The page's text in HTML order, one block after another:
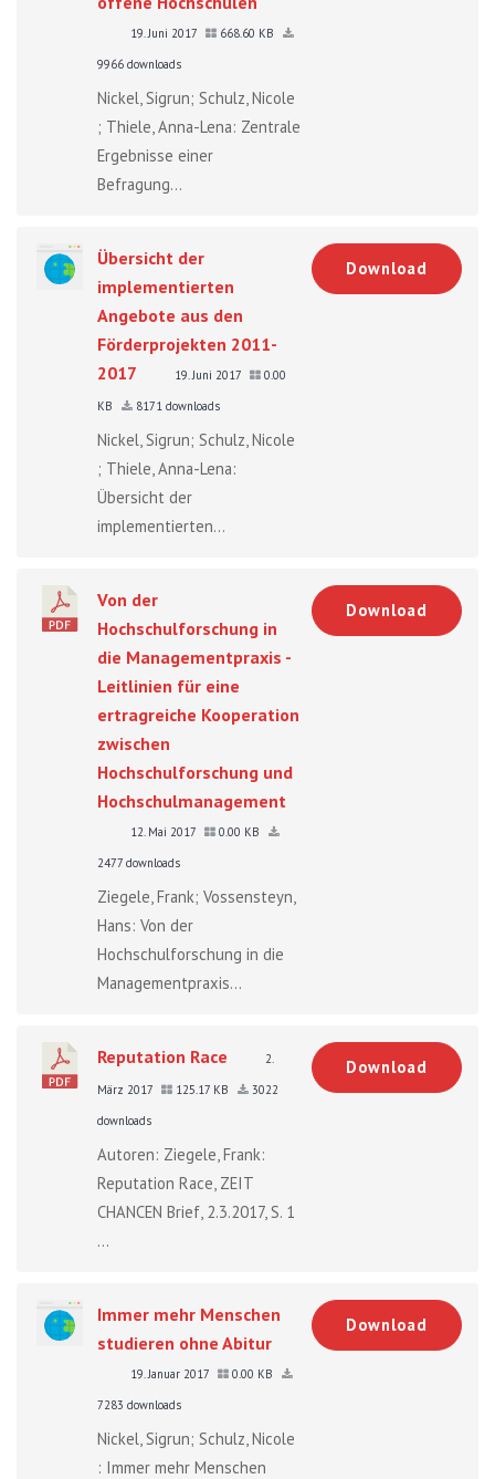
19. Juni 2017
668.60 KB
9966 downloads
Nickel, Sigrun; Schulz, Nicole
; Thiele, Anna-Lena: Zentrale
Ergebnisse einer
Befragung...
Übersicht der
implementierten
Angebote aus den
Förderprojekten 2011-
2017
19. Juni 2017
0.00
KB
8171 downloads
Nickel, Sigrun; Schulz, Nicole
; Thiele, Anna-Lena:
Übersicht der
implementierten...
Download
Von der
Hochschulforschung in
die Managementpraxis -
Leitlinien für eine
ertragreiche Kooperation
zwischen
Hochschulforschung und
Hochschulmanagement
12. Mai 2017
0.00 KB
2477 downloads
Ziegele, Frank; Vossensteyn,
Hans: Von der
Hochschulforschung in die
Managementpraxis...
Download
Reputation Race
2.
März 2017
125.17 KB
3022
downloads
Autoren: Ziegele, Frank:
Reputation Race, ZEIT
CHANCEN Brief, 2.3.2017, S. 1
...
Download
Immer mehr Menschen
studieren ohne Abitur
19. Januar 2017
0.00 KB
7283 downloads
Nickel, Sigrun; Schulz, Nicole
: Immer mehr Menschen
Download